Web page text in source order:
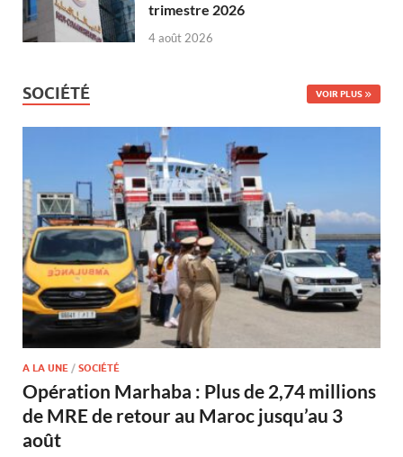
trimestre 2026
4 août 2026
SOCIÉTÉ VOIR PLUS
A LA UNE / SOCIÉTÉ
Opération Marhaba : Plus de 2,74 millions
de MRE de retour au Maroc jusqu’au 3
août